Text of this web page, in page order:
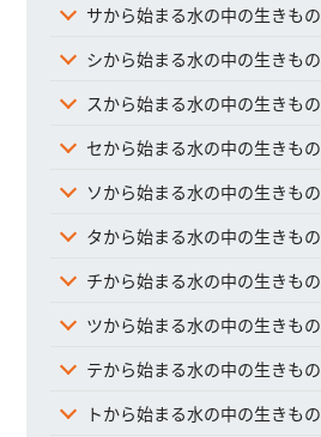
サから始まる水の中の生きもの
シから始まる水の中の生きもの
スから始まる水の中の生きもの
セから始まる水の中の生きもの
ソから始まる水の中の生きもの
タから始まる水の中の生きもの
チから始まる水の中の生きもの
ツから始まる水の中の生きもの
テから始まる水の中の生きもの
トから始まる水の中の生きもの